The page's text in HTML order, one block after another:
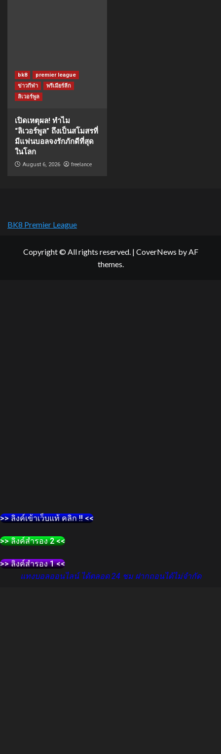
bk8
premier league
ข่าวกีฬา
พรีเมียร์ลีก
ลิเวอร์พูล
เปิดเหตุผล! ทำไม
“ลิเวอร์พูล” ถึงเป็นสโมสรที่
มีแฟนบอลจงรักภักดีที่สุด
ในโลก
August 6, 2026 freelance
BK8 Premier League
Copyright © All rights reserved. | CoverNews by AF
themes.
>> ลิงค์เข้าเว็บแท้ คลิก !! <<
>> ลิงค์สำรอง 2 <<
>> ลิงค์สำรอง 1 <<
แทงบอลออนไลน์ ได้ตลอด 24 ชม ฝากถอนได้ไม่จำกัด